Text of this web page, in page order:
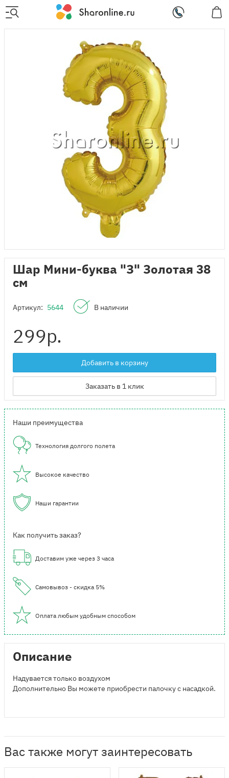
Шар Мини-буква "З" Золотая 38
см
Артикул: 5644 В наличии
299р.
Добавить в корзину
Заказать в 1 клик
Наши преимущества
Технология долгого полета
Высокое качество
Наши гарантии
Как получить заказ?
Доставим уже через 3 часа
Самовывоз - скидка 5%
Оплата любым удобным способом
Описание
Надувается только воздухом
Дополнительно Вы можете приобрести палочку с насадкой.
Вас также могут заинтересовать